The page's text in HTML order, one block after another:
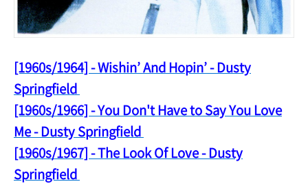
[1960s/1964] - Wishin’ And Hopin’ - Dusty
Springfield
[1960s/1966] - You Don't Have to Say You Love
Me - Dusty Springfield
[1960s/1967] - The Look Of Love - Dusty
Springfield